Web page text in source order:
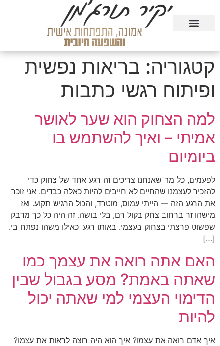
קטגוריה: בריאות נפשית
ופיתוח רגשי כתבות
למה הצחוק הוא שער לאושר
אמיתי – ואיך להשתמש בו
ביומיום
לפעמים, כל מה שאנחנו צריכים זה רגע אחד של צחוק כדי
להזכיר לעצמנו שהחיים לא חייבים להיות כאלה כבדים. אני זוכר
את הרגע הזה — הייתי עמוס, מוטרד, והכול הרגיש תקוע. ואז
מישהו זר ברחוב צחק בקול רם, בלי בושה. זה היה כל כך מדבק
שפשוט פרצתי בצחוק בעצמי. באותו רגע, כאילו משהו נפתח בי.
[…]
האם אתה רואה את עצמך כמו
שאתה באמת? מסע בגבול שבין
הדימוי העצמי למי שאתה יכול
להיות
איך אדם רואה את עצמו? איך הוא היה רוצה לראות את עצמו?